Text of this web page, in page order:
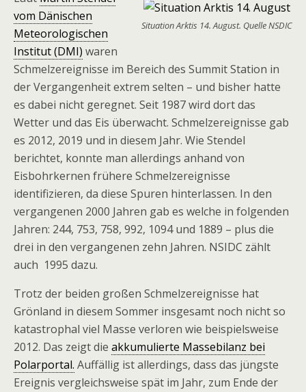
Situation Arktis 14. August. Quelle NSDIC
vom Dänischen
Meteorologischen
Institut (DMI) waren
Schmelzereignisse im Bereich des Summit Station in
der Vergangenheit extrem selten – und bisher hatte
es dabei nicht geregnet. Seit 1987 wird dort das
Wetter und das Eis überwacht. Schmelzereignisse gab
es 2012, 2019 und in diesem Jahr. Wie Stendel
berichtet, konnte man allerdings anhand von
Eisbohrkernen frühere Schmelzereignisse
identifizieren, da diese Spuren hinterlassen. In den
vergangenen 2000 Jahren gab es welche in folgenden
Jahren: 244, 753, 758, 992, 1094 und 1889 – plus die
drei in den vergangenen zehn Jahren. NSIDC zählt
auch 1995 dazu.
Trotz der beiden großen Schmelzereignisse hat
Grönland in diesem Sommer insgesamt noch nicht so
katastrophal viel Masse verloren wie beispielsweise
2012. Das zeigt die akkumulierte Massebilanz bei
Polarportal. Auffällig ist allerdings, dass das jüngste
Ereignis vergleichsweise spät im Jahr, zum Ende der